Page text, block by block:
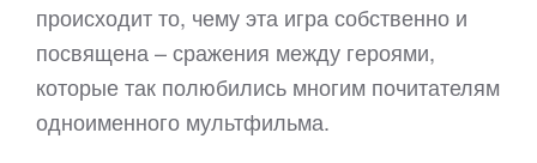
происходит то, чему эта игра собственно и
посвящена – сражения между героями,
которые так полюбились многим почитателям
одноименного мультфильма.